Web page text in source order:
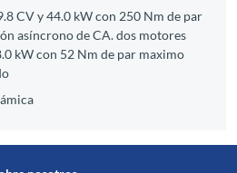
CV y 44.0 kW con 250 Nm de par
asíncrono de CA. dos motores
kW con 52 Nm de par maximo